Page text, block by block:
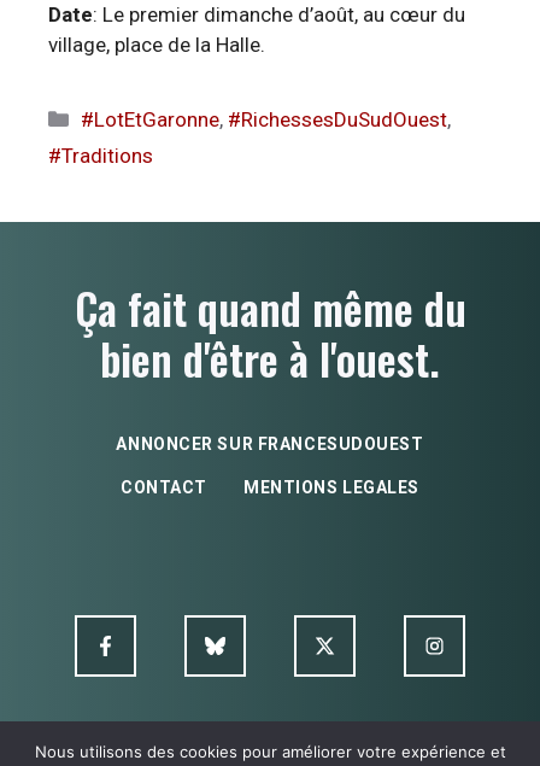
Date: Le premier dimanche d’août, au cœur du
village, place de la Halle.
Catégories
#LotEtGaronne, #RichessesDuSudOuest,
#Traditions
Ça fait quand même du
bien d'être à l'ouest.
ANNONCER SUR FRANCESUDOUEST
CONTACT MENTIONS LEGALES
Nous utilisons des cookies pour améliorer votre expérience et